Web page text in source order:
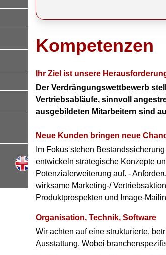
Kompetenzen
Ihr Ziel ist unsere
Der Verdrängungswettbewerb
Vertriebsabläufe, sinnvoll
ausgebildeten Mitarbeitern sind
Neue Kunden bringen neue
Im Fokus stehen
entwickeln strategische Konzepte
Potenzialerweiterung auf. -
wirksame Marketing-/
Produktprospekten und Image-
Organisation, Technik, Software
Wir achten auf eine strukturierte,
Ausstattung. Wobei